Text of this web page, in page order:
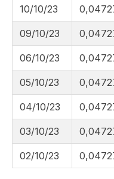
10/10/23
09/10/23
06/10/23
05/10/23
04/10/23
03/10/23
02/10/23